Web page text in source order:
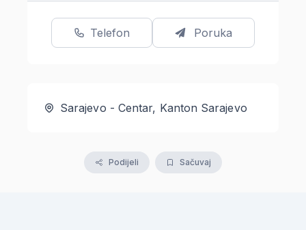
Telefon Poruka
Sarajevo - Centar, Kanton Sarajevo
Podijeli Sačuvaj